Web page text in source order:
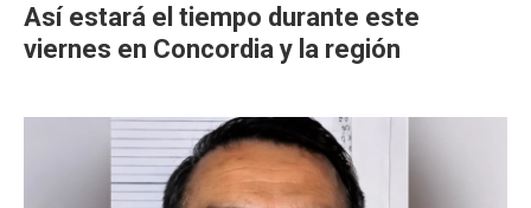
Así estará el tiempo durante este
viernes en Concordia y la región